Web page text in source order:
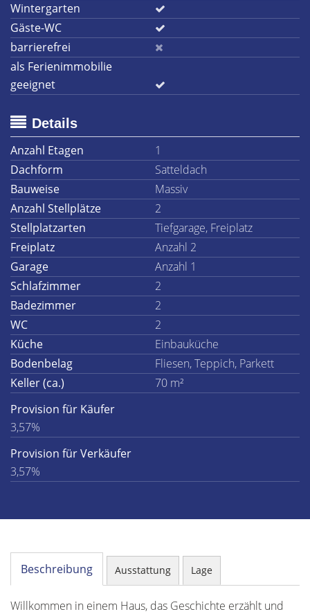
Wintergarten
Gäste-WC
barrierefrei
als Ferienimmobilie
geeignet
Details
Anzahl Etagen
1
Dachform
Satteldach
Bauweise
Massiv
Anzahl Stellplätze
2
Stellplatzarten
Tiefgarage, Freiplatz
Freiplatz
Anzahl 2
Garage
Anzahl 1
Schlafzimmer
2
Badezimmer
2
WC
2
Küche
Einbauküche
Bodenbelag
Fliesen, Teppich, Parkett
Keller (ca.)
70 m²
Provision für Käufer
3,57%
Provision für Verkäufer
3,57%
Beschreibung Ausstattung Lage
Willkommen in einem Haus, das Geschichte erzählt und